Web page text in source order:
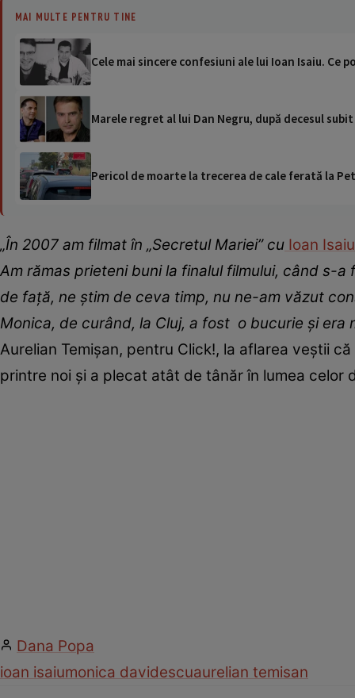
MAI MULTE PENTRU TINE
Cele mai sincere confesiuni ale lui Ioan Isaiu. Ce
Marele regret al lui Dan Negru, după decesul
Pericol de moarte la trecerea de cale ferată la
„În 2007 am filmat în „Secretul Mariei” cu Ioan Isaiu
Am rămas prieteni buni la finalul filmului, când s-
de față, ne știm de ceva timp, nu ne-am văzut
Monica, de curând, la Cluj, a fost o bucurie și era
Aurelian Temișan, pentru Click!, la aflarea veștii
printre noi și a plecat atât de tânăr în lumea celor
Dana Popa
ioan isaiumonica davidescuaurelian temisan